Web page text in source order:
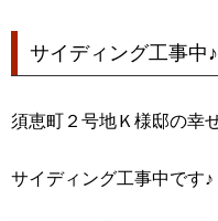
サイディング工事中
須恵町２号地Ｋ様邸の幸
サイディング工事中です♪